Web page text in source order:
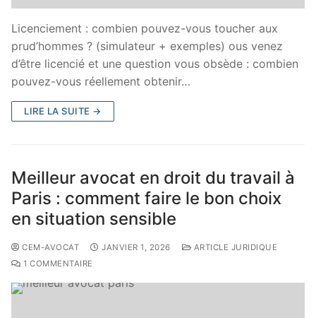
Licenciement : combien pouvez-vous toucher aux
prud’hommes ? (simulateur + exemples) ous venez
d’être licencié et une question vous obsède : combien
pouvez-vous réellement obtenir…
LIRE LA SUITE →
Meilleur avocat en droit du travail à
Paris : comment faire le bon choix
en situation sensible
CEM-AVOCAT JANVIER 1, 2026
ARTICLE JURIDIQUE
1 COMMENTAIRE